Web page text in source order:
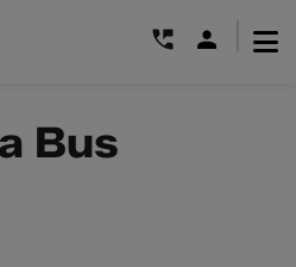
Bus